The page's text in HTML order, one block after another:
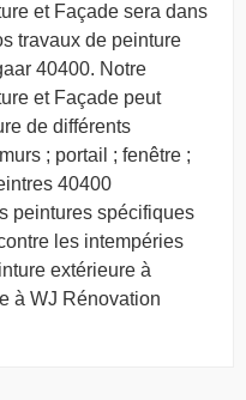
et Façade sera dans
travaux de peinture
40400. Notre
et Façade peut
de différents
; portail ; fenêtre ;
40400
peintures spécifiques
les intempéries
extérieure à
à WJ Rénovation